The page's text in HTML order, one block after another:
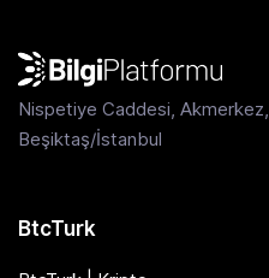
Nispetiye Caddesi,
Beşiktaş/İstanbul
BtcTurk